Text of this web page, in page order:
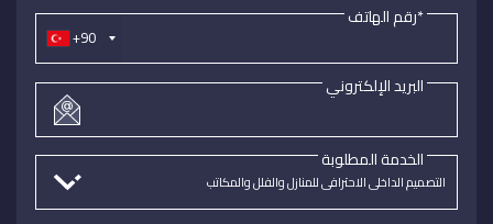
+90
*رقم الهاتف
البريد الإلكتروني
الخدمة المطلوبة